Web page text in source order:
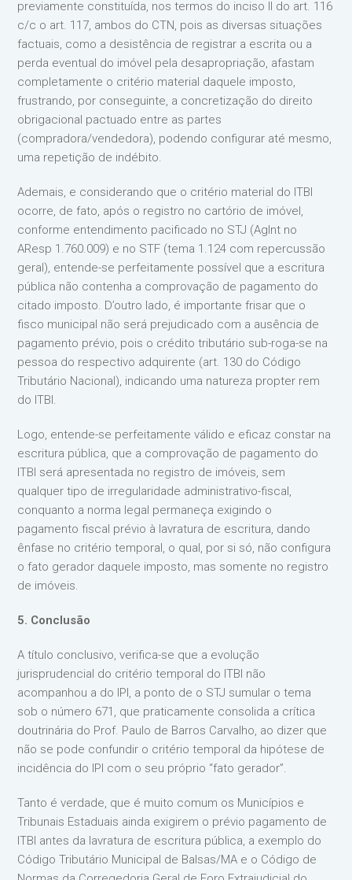
previamente constituída, nos termos do inciso II do art. 116
c/c o art. 117, ambos do CTN, pois as diversas situações
factuais, como a desistência de registrar a escrita ou a
perda eventual do imóvel pela desapropriação, afastam
completamente o critério material daquele imposto,
frustrando, por conseguinte, a concretização do direito
obrigacional pactuado entre as partes
(compradora/vendedora), podendo configurar até mesmo,
uma repetição de indébito.
Ademais, e considerando que o critério material do ITBI
ocorre, de fato, após o registro no cartório de imóvel,
conforme entendimento pacificado no STJ (AgInt no
AResp 1.760.009) e no STF (tema 1.124 com repercussão
geral), entende-se perfeitamente possível que a escritura
pública não contenha a comprovação de pagamento do
citado imposto. D’outro lado, é importante frisar que o
fisco municipal não será prejudicado com a ausência de
pagamento prévio, pois o crédito tributário sub-roga-se na
pessoa do respectivo adquirente (art. 130 do Código
Tributário Nacional), indicando uma natureza propter rem
do ITBI.
Logo, entende-se perfeitamente válido e eficaz constar na
escritura pública, que a comprovação de pagamento do
ITBI será apresentada no registro de imóveis, sem
qualquer tipo de irregularidade administrativo-fiscal,
conquanto a norma legal permaneça exigindo o
pagamento fiscal prévio à lavratura de escritura, dando
ênfase no critério temporal, o qual, por si só, não configura
o fato gerador daquele imposto, mas somente no registro
de imóveis.
5. Conclusão
A título conclusivo, verifica-se que a evolução
jurisprudencial do critério temporal do ITBI não
acompanhou a do IPI, a ponto de o STJ sumular o tema
sob o número 671, que praticamente consolida a crítica
doutrinária do Prof. Paulo de Barros Carvalho, ao dizer que
não se pode confundir o critério temporal da hipótese de
incidência do IPI com o seu próprio “fato gerador”.
Tanto é verdade, que é muito comum os Municípios e
Tribunais Estaduais ainda exigirem o prévio pagamento de
ITBI antes da lavratura de escritura pública, a exemplo do
Código Tributário Municipal de Balsas/MA e o Código de